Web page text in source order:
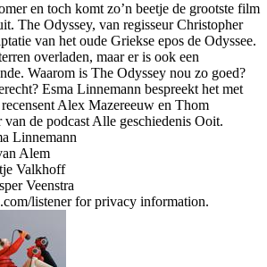
en toch komt zo’n beetje de grootste film
The Odyssey, van regisseur Christopher
van het oude Griekse epos de Odyssee.
overladen, maar er is ook een
Waarom is The Odyssey nou zo goed?
Esma Linnemann bespreekt het met
Alex Mazereeuw en Thom
van de podcast Alle geschiedenis Ooit.
Linnemann
Alem
Valkhoff
Veenstra
listener for privacy information.